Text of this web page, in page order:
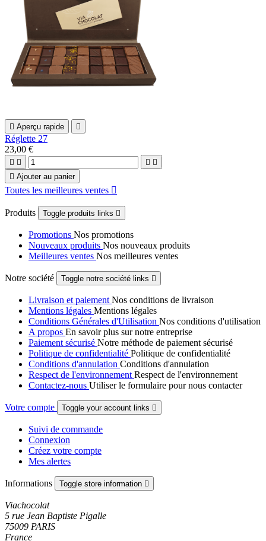
 Aperçu rapide 
Réglette 27
23,00 €
   
 Ajouter au panier
Toutes les meilleures ventes 
Produits Toggle produits links 
Promotions Nos promotions
Nouveaux produits Nos nouveaux produits
Meilleures ventes Nos meilleures ventes
Notre société Toggle notre société links 
Livraison et paiement Nos conditions de livraison
Mentions légales Mentions légales
Conditions Générales d'Utilisation Nos conditions d'utilisation
A propos En savoir plus sur notre entreprise
Paiement sécurisé Notre méthode de paiement sécurisé
Politique de confidentialité Politique de confidentialité
Conditions d'annulation Conditions d'annulation
Respect de l'environnement Respect de l'environnement
Contactez-nous Utiliser le formulaire pour nous contacter
Votre compte Toggle your account links 
Suivi de commande
Connexion
Créez votre compte
Mes alertes
Informations Toggle store information 
Viachocolat
5 rue Jean Baptiste Pigalle
75009 PARIS
France